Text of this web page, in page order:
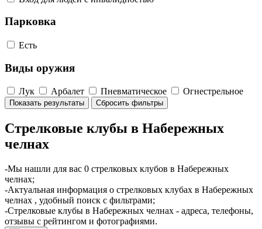
Парковка
Есть
Виды оружия
Лук Арбалет Пневматическое Огнестрельное
Показать результаты Сбросить фильтры
Стрелковые клубы в Набережных
челнах
-Мы нашли для вас 0 стрелковых клубов в Набережных
челнах;
-Актуальная информация о стрелковых клубах в Набережных
челнах , удобный поиск с фильтрами;
-Стрелковые клубы в Набережных челнах - адреса, телефоны,
отзывы с рейтингом и фотографиями.